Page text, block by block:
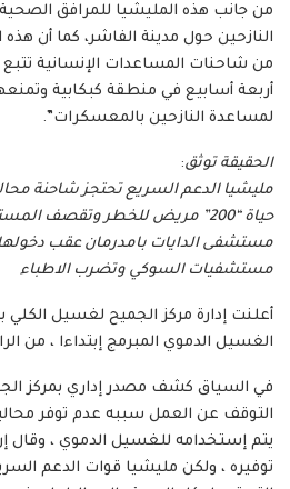
من جانب هذه المليشيا للمرافق
النازحين حول مدينة الفاشر، كما أن هذه
من شاحنات المساعدات الإنسانية
أربعة أسابيع في منطقة كبكابية
لمساعدة النازحين بالمعسكرات”.
الحقيقة توثق:
مليشيا الدعم السريع تحتجز شاحنة
حياة “200” مريض للخطر وتقصف
مستشفى الدايات بامدرمان عقب
مستشفيات السوكي وتضرب الاطباء
أعلنت إدارة مركز الجميح لغسيل
الغسيل الدموي المبرمج إبتداءا ، من
في السياق كشف مصدر إداري بمركز
التوقف عن العمل سببه عدم توفر
يتم إستخدامه للغسيل الدموي ، وقال
توفيره ، ولكن مليشيا قوات الدعم